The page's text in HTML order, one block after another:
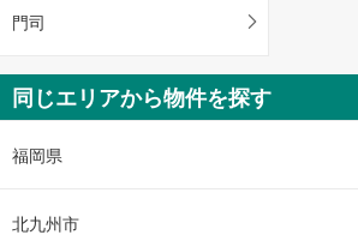
門司
同じエリアから物件を探す
福岡県
北九州市